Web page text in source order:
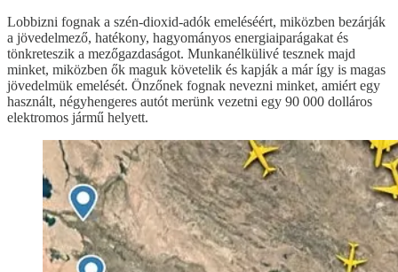
Lobbizni fognak a szén-dioxid-adók emeléséért, miközben bezárják
a jövedelmező, hatékony, hagyományos energiaiparágakat és
tönkreteszik a mezőgazdaságot. Munkanélkülivé tesznek majd
minket, miközben ők maguk követelik és kapják a már így is magas
jövedelmük emelését. Önzőnek fognak nevezni minket, amiért egy
használt, négyhengeres autót merünk vezetni egy 90 000 dolláros
elektromos jármű helyett.